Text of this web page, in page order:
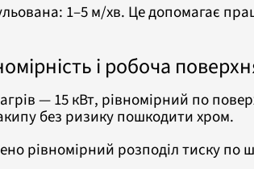
1–5 м/хв. Це допомагає
і робоча
— 15 кВт, рівномірний по
без ризику пошкодити хром.
рівномірний розподіл тиску по